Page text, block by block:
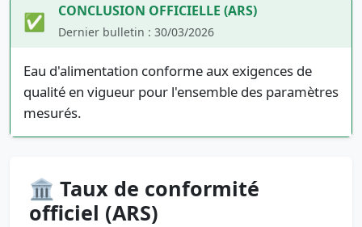
✅ CONCLUSION OFFICIELLE (ARS)
Dernier bulletin : 30/03/2026
Eau d'alimentation conforme aux exigences de
qualité en vigueur pour l'ensemble des paramètres
mesurés.
🏛️ Taux de conformité
officiel (ARS)